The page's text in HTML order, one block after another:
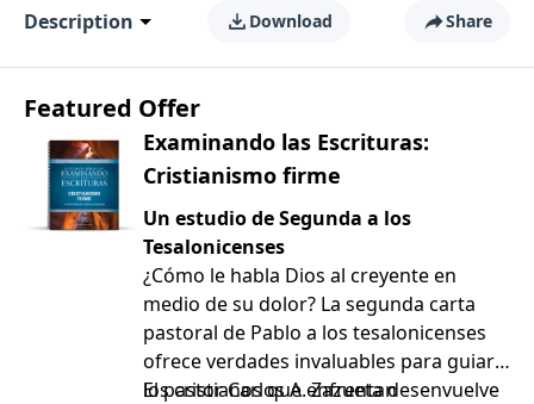
Description Download Share
Featured Offer
Examinando las Escrituras:
Cristianismo firme
Un estudio de Segunda a los
Tesalonicenses
¿Cómo le habla Dios al creyente en
medio de su dolor? La segunda carta
pastoral de Pablo a los tesalonicenses
ofrece verdades invaluables para guiar a
los cristianos que enfrentan
El pastor Carlos A. Zazueta desenvuelve